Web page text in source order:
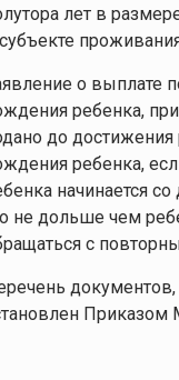
лет в
о выплате
ребенка,
до
ребенка,
начинается
не дольше чем
с
Приказом